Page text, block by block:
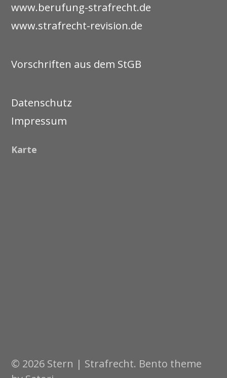
www.berufung-strafrecht.de
www.strafrecht-revision.de
Vorschriften aus dem StGB
Datenschutz
Impressum
Karte
© 2026 Stern | Strafrecht. Bento theme